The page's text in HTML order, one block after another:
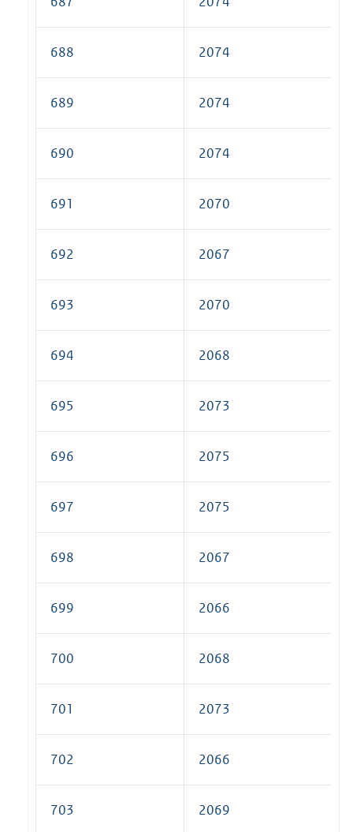
688 2074
689 2074
690 2074
691 2070
692 2067
693 2070
694 2068
695 2073
696 2075
697 2075
698 2067
699 2066
700 2068
701 2073
702 2066
703 2069